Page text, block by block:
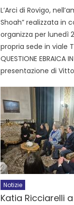
L’Arci di Rovigo,
Shoah” realizzata in
organizza per lunedì
propria sede in viale
QUESTIONE EBRAICA
presentazione di
Notizie
Katia Ricciarelli